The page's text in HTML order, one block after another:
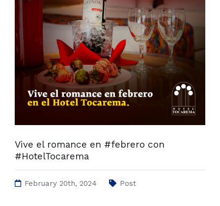
Vive el romance en #febrero con
#HotelTocarema
February 20th, 2024 Post